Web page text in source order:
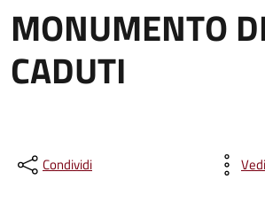
MONUMENTO
CADUTI
Condividi